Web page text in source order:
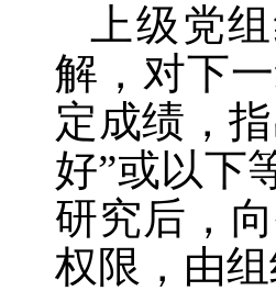
上级党
解，对下
定成绩，
好”或以下
研究后，
权限，由